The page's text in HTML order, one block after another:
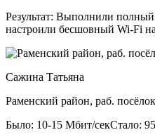
Результат: Выполнили полный
настроили бесшовный Wi-Fi
Сажина Татьяна
Раменский район, раб.
Было: 10-15 Мбит/секСтало: